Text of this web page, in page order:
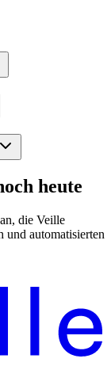
heute
die Veille
und automatisierten